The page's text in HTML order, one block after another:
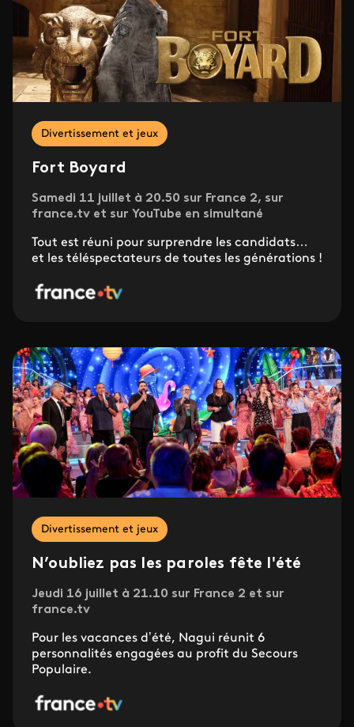
Divertissement et jeux
Fort Boyard
Samedi 11 juillet à 20.50 sur France 2, sur
france.tv et sur YouTube en simultané
Tout est réuni pour surprendre les candidats…
et les téléspectateurs de toutes les générations !
Divertissement et jeux
N’oubliez pas les paroles fête l'été
Jeudi 16 juillet à 21.10 sur France 2 et sur
france.tv
Pour les vacances d’été, Nagui réunit 6
personnalités engagées au profit du Secours
Populaire.